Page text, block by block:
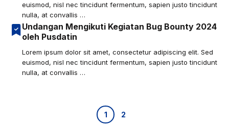
euismod, nisl nec tincidunt fermentum, sapien justo tincidunt
nulla, at convallis …
Undangan Mengikuti Kegiatan Bug Bounty 2024
oleh Pusdatin
Lorem ipsum dolor sit amet, consectetur adipiscing elit. Sed
euismod, nisl nec tincidunt fermentum, sapien justo tincidunt
nulla, at convallis …
1 2